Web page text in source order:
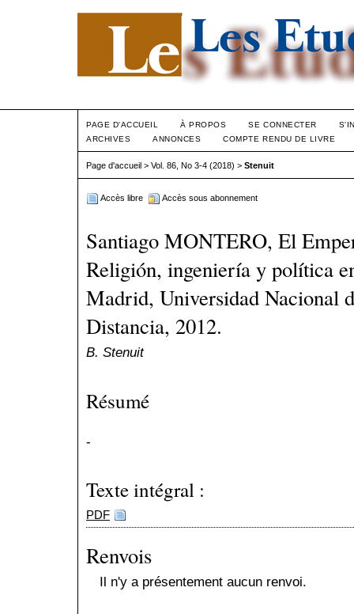
PAGE D'ACCUEIL À PROPOS SE CONNECTER
ARCHIVES
ANNONCES COMPTE RENDU DE LIVRE
Page d'accueil > Vol. 86, No 3-4 (2018) > Stenuit
Accès libre Accès sous abonnement
Santiago MONTERO, El
Religión, ingeniería y política
Madrid, Universidad Nacional
Distancia, 2012.
B. Stenuit
Résumé
-
Texte intégral :
PDF
Renvois
Il n'y a présentement aucun renvoi.